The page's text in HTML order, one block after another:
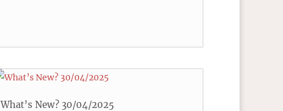
What’s New? 30/04/2025